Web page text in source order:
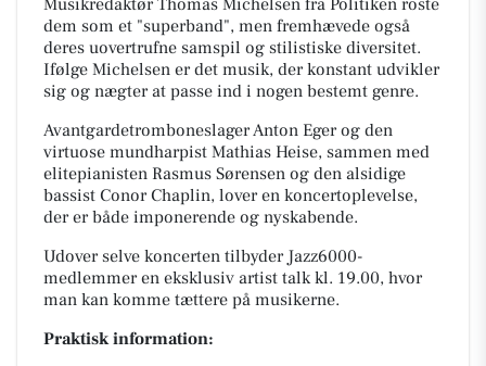
Musikredaktør Thomas Michelsen fra Politiken roste
dem som et "superband", men fremhævede også
deres uovertrufne samspil og stilistiske diversitet.
Ifølge Michelsen er det musik, der konstant udvikler
sig og nægter at passe ind i nogen bestemt genre.
Avantgardetromboneslager Anton Eger og den
virtuose mundharpist Mathias Heise, sammen med
elitepianisten Rasmus Sørensen og den alsidige
bassist Conor Chaplin, lover en koncertoplevelse,
der er både imponerende og nyskabende.
Udover selve koncerten tilbyder Jazz6000-
medlemmer en eksklusiv artist talk kl. 19.00, hvor
man kan komme tættere på musikerne.
Praktisk information: